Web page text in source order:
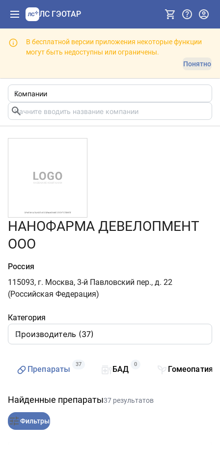
ЛС ГЭОТАР
В бесплатной версии приложения некоторые функции
могут быть недоступны или ограничены.
Понятно
НАНОФАРМА ДЕВЕЛОПМЕНТ
ООО
Россия
115093, г. Москва, 3-й Павловский пер., д. 22
(Российская Федерация)
Категория
Препараты
37
БАД
0
Гомеопатия
Найденные препараты37 результатов
Фильтры